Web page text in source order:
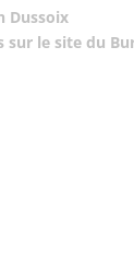
Dussoix
sur le site du